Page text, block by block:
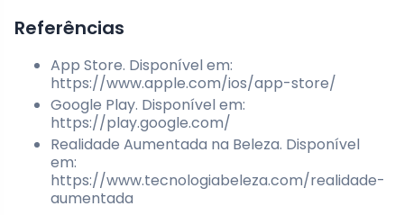
Referências
App Store. Disponível em:
https://www.apple.com/ios/app-store/
Google Play. Disponível em:
https://play.google.com/
Realidade Aumentada na Beleza. Disponível
em:
https://www.tecnologiabeleza.com/realidade-
aumentada